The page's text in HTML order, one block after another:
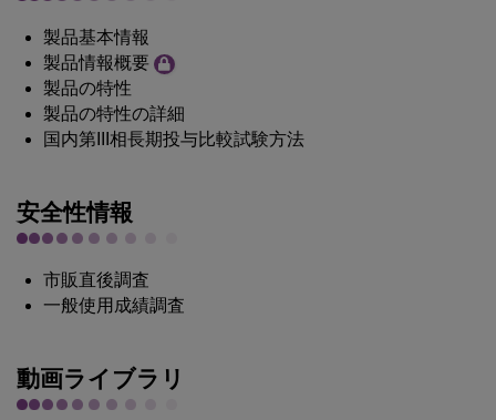
製品基本情報
製品情報概要
製品の特性
製品の特性の詳細
国内第III相長期投与比較試験方法
安全性情報
市販直後調査
一般使用成績調査
動画ライブラリ